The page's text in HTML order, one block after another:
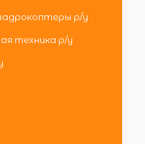
р/у
техника р/у